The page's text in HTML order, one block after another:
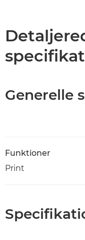
Generelle
Funktioner
Print